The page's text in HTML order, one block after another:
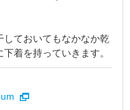
しておいてもなかなか乾
着を持っていきます。